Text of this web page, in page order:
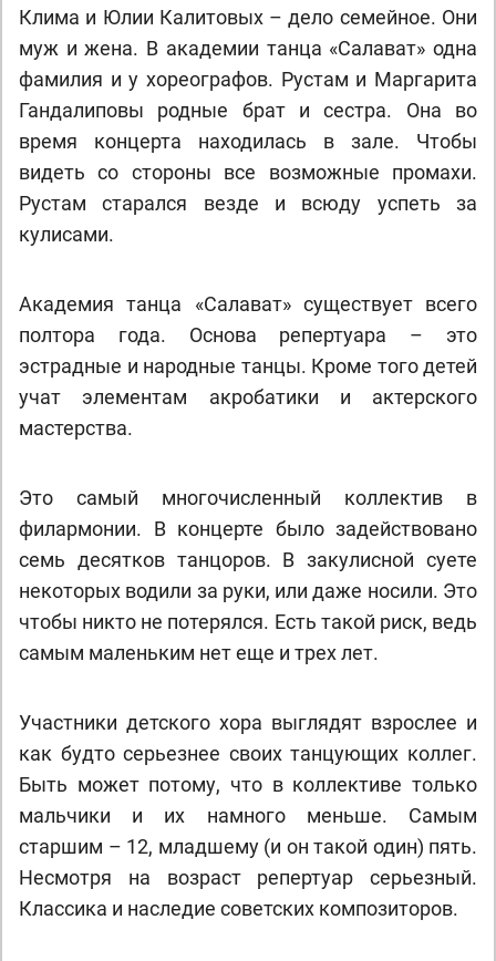
Клима и Юлии Калитовых – дело семейное. Они
муж и жена. В академии танца «Салават» одна
фамилия и у хореографов. Рустам и Маргарита
Гандалиповы родные брат и сестра. Она во
время концерта находилась в зале. Чтобы
видеть со стороны все возможные промахи.
Рустам старался везде и всюду успеть за
кулисами.
Академия танца «Салават» существует всего
полтора года. Основа репертуара – это
эстрадные и народные танцы. Кроме того детей
учат элементам акробатики и актерского
мастерства.
Это самый многочисленный коллектив в
филармонии. В концерте было задействовано
семь десятков танцоров. В закулисной суете
некоторых водили за руки, или даже носили. Это
чтобы никто не потерялся. Есть такой риск, ведь
самым маленьким нет еще и трех лет.
Участники детского хора выглядят взрослее и
как будто серьезнее своих танцующих коллег.
Быть может потому, что в коллективе только
мальчики и их намного меньше. Самым
старшим – 12, младшему (и он такой один) пять.
Несмотря на возраст репертуар серьезный.
Классика и наследие советских композиторов.